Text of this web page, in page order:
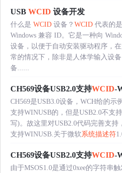
USB WCID 设备开发
什么是 WCID 设备？ WCID 代表的
Windows 兼容 ID。它是一种向
设备，以便于自动安装驱动程序，
常的情况下，除非是人体学输入设
备......
CH569设备USB2.0支持WCID-
CH569是USB3.0设备，WCH给的示
支持WINUSB的，但是USB2.0不支
写)。故这里对USB2.0代码完善支持
支持WINUSB.关于微软系统描述符
CH569设备USB2.0支持WCID-
由于MSOS1.0是通过0xee的字符串